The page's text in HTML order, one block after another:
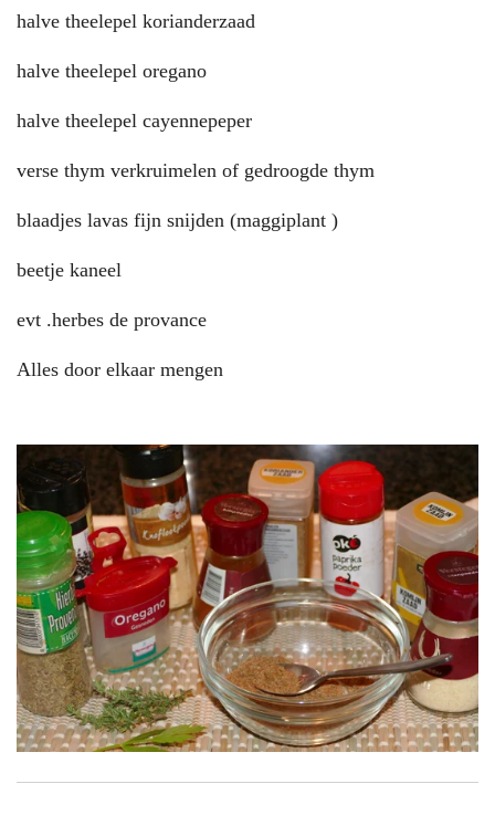
halve theelepel korianderzaad
halve theelepel oregano
halve theelepel cayennepeper
verse thym verkruimelen of gedroogde thym
blaadjes lavas fijn snijden (maggiplant )
beetje kaneel
evt .herbes de provance
Alles door elkaar mengen